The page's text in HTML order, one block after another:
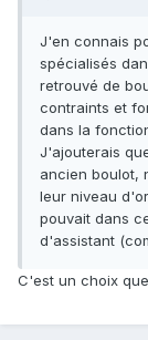
J'en connais
spécialisés
retrouvé de
contraints et
dans la
J'ajouterais
ancien boulot,
leur niveau
pouvait dans
d'assistant
C'est un choix